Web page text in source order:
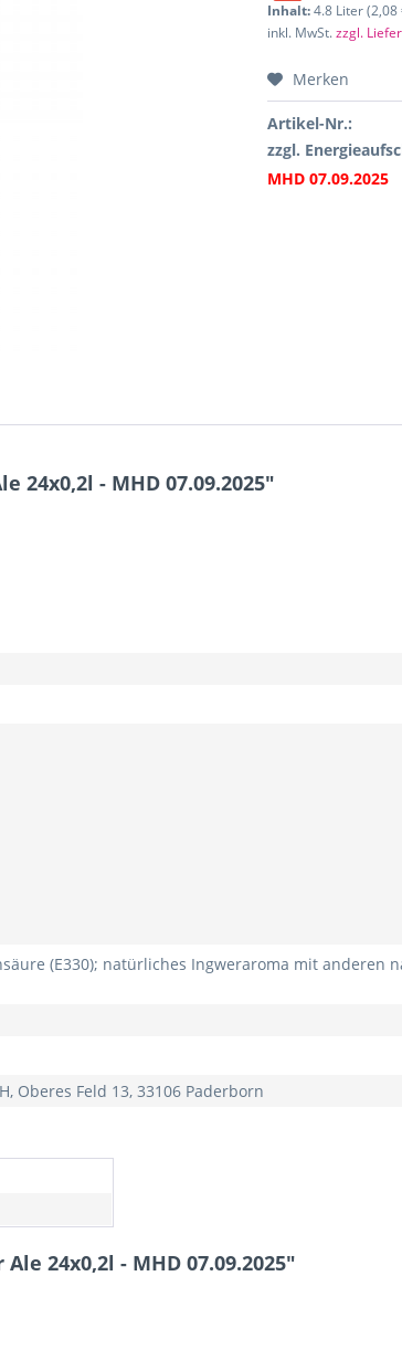
Inhalt:4.8 Liter
inkl. MwSt.zzgl.
Merken
Artikel-Nr.:
zzgl.
MHD 07.09.2025
24x0,2l - MHD 07.09.2025"
(E330); natürliches Ingweraroma mit anderen
Oberes Feld 13, 33106 Paderborn
24x0,2l - MHD 07.09.2025"